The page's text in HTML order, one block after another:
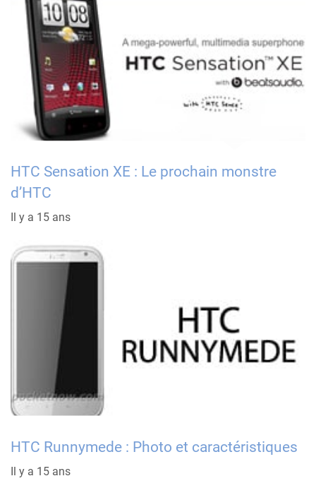
HTC Sensation XE : Le prochain monstre
d’HTC
Il y a 15 ans
HTC Runnymede : Photo et caractéristiques
Il y a 15 ans